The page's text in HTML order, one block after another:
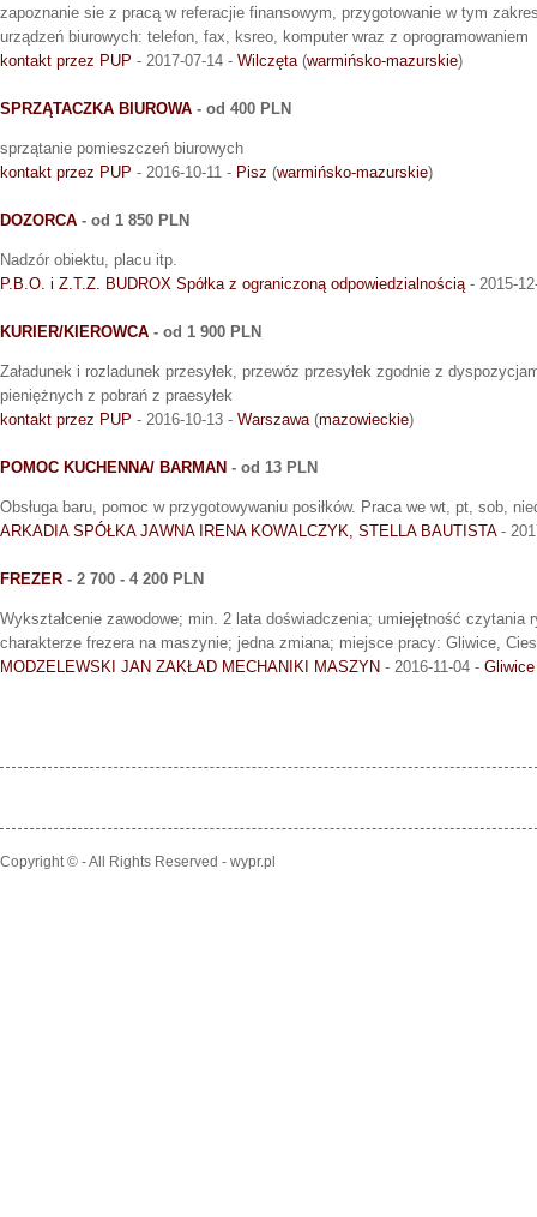
zapoznanie sie z pracą w referacjie finansowym, przygotowanie w tym
urządzeń biurowych: telefon, fax, ksreo, komputer wraz z oprogramowaniem
kontakt przez PUP - 2017-07-14 - Wilczęta(warmińsko-mazurskie)
SPRZĄTACZKA BIUROWA - od 400 PLN
sprzątanie pomieszczeń biurowych
kontakt przez PUP - 2016-10-11 - Pisz (warmińsko-mazurskie)
DOZORCA - od 1 850 PLN
Nadzór obiektu, placu itp.
P.B.O. i Z.T.Z. BUDROX Spółka z ograniczoną odpowiedzialnością- 2015-
KURIER/KIEROWCA - od 1 900 PLN
Załadunek i rozladunek przesyłek, przewóz przesyłek zgodnie z
pieniężnych z pobrań z praesyłek
kontakt przez PUP - 2016-10-13 - Warszawa(mazowieckie)
POMOC KUCHENNA/ BARMAN - od 13 PLN
Obsługa baru, pomoc w przygotowywaniu posiłków. Praca we wt, pt, sob,
ARKADIA SPÓŁKA JAWNA IRENA KOWALCZYK, STELLA BAUTISTA-
FREZER - 2 700 - 4 200 PLN
Wykształcenie zawodowe; min. 2 lata doświadczenia; umiejętność czytania
charakterze frezera na maszynie; jedna zmiana; miejsce pracy: Gliwice,
MODZELEWSKI JAN ZAKŁAD MECHANIKI MASZYN - 2016-11-04 - Gliwice
Copyright © - All Rights Reserved - wypr.pl